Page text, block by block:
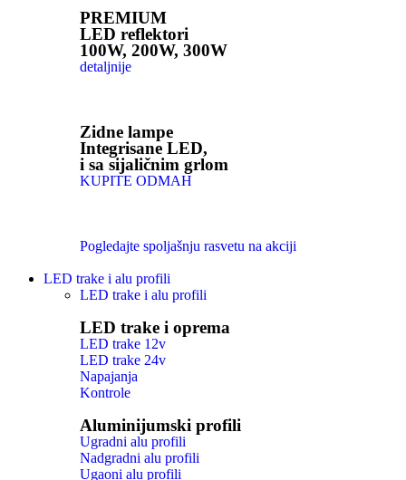
PREMIUM
LED reflektori
100W, 200W, 300W
detaljnije
Zidne lampe
Integrisane LED,
i sa sijaličnim grlom
KUPITE ODMAH
Pogledajte spoljašnju rasvetu na akciji
LED trake i alu profili
LED trake i alu profili
LED trake i oprema
LED trake 12v
LED trake 24v
Napajanja
Kontrole
Aluminijumski profili
Ugradni alu profili
Nadgradni alu profili
Ugaoni alu profili